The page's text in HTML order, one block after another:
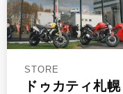
STORE
ドゥカティ札幌